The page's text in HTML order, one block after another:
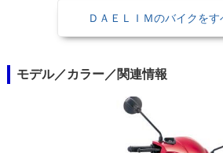
ＤＡＥＬＩＭのバイクをす
モデル／カラー／関連情報